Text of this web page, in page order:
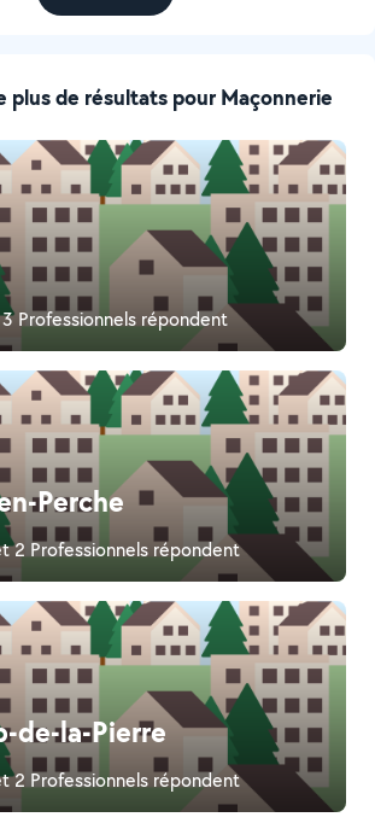
plus de résultats pour Maçonnerie
Professionnels répondent
Perche
2 Professionnels répondent
de-la-Pierre
2 Professionnels répondent